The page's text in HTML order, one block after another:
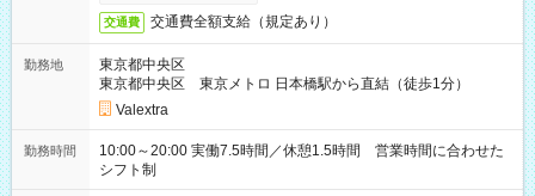
交通費 交通費全額支給（規定あり）
勤務地
東京都中央区
東京都中央区 東京メトロ 日本橋駅から直結（徒歩1分）
Valextra
勤務時間
10:00～20:00 実働7.5時間／休憩1.5時間 営業時間に合わせた
シフト制